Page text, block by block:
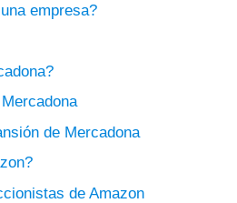
empresa?
de Mercadona
de Amazon